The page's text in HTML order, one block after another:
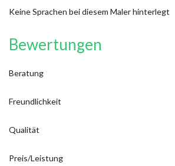
Keine Sprachen bei diesem Maler hinterlegt
Bewertungen
Beratung
Freundlichkeit
Qualität
Preis/Leistung